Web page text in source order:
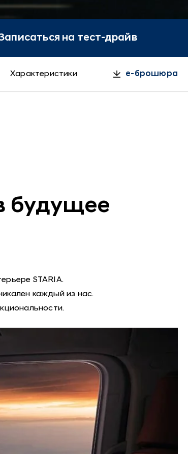
на тест-драйв
Характеристики e-брошюра
будущее
STARIA.
каждый из нас.